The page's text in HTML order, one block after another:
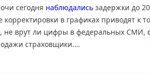
сегодня наблюдались задержки до
в графиках приводят к
не врут ли цифры в федеральных СМИ,
страховщики.
– утром разбирались в